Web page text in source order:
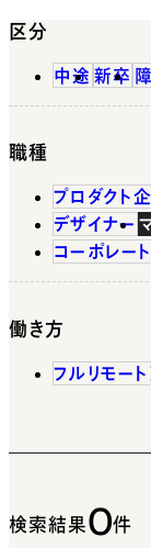
区分
中途 新卒
職種
プロダクト
デザイナー
コーポレート
働き方
フルリモー
検索結果0件